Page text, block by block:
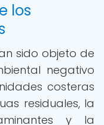
los
sido objeto de
negativo
costeras
residuales, la
y la